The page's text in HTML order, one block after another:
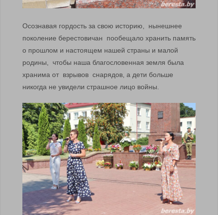
Осознавая гордость за свою историю, нынешнее
поколение берестовичан пообещало хранить память
о прошлом и настоящем нашей страны и малой
родины, чтобы наша благословенная земля была
хранима от взрывов снарядов, а дети больше
никогда не увидели страшное лицо войны.